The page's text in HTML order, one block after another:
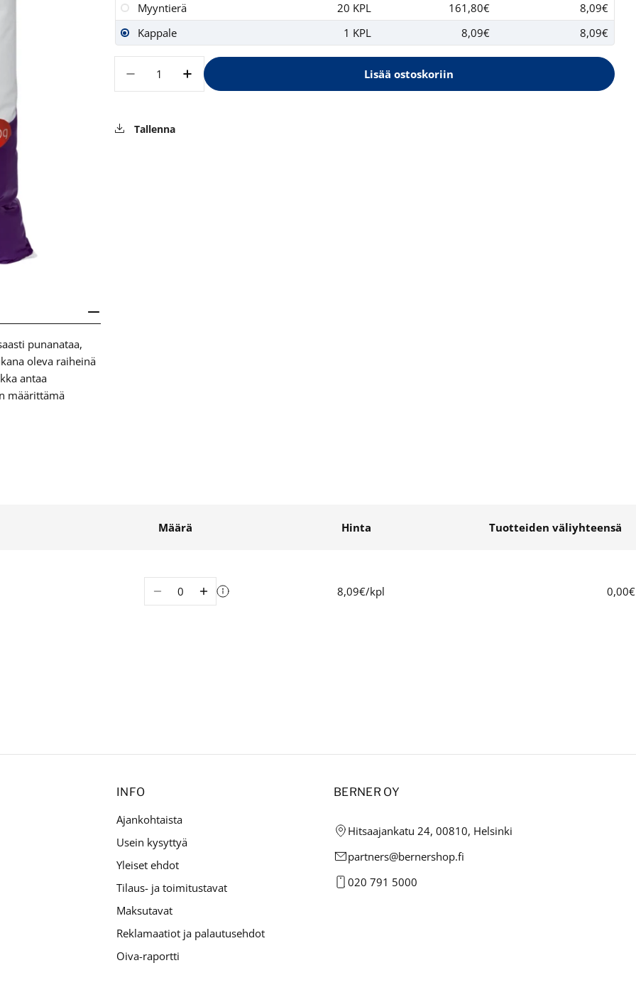
punanataa,
oleva raiheinä
antaa
määrittämä
Myyntierä
20 KPL 161,80€
8,09€
Kappale
1 KPL 8,09€ 8,09€
Vähennä määrää tuotteelle GreenCare Olonurmikko Nurmikonsiemen 800g
Lisää määrää tuotteelle GreenCare Olonurmikko Nurmikonsiemen
Lisää ostoskoriin
Tallenna
Määrä Hinta Tuotteiden väliyhteensä
8,09€/kpl 0,00€
INFO
Ajankohtaista
Usein kysyttyä
Yleiset ehdot
Tilaus- ja toimitustavat
Maksutavat
Reklamaatiot ja palautusehdot
Oiva-raportti
BERNER OY
Hitsaajankatu 24, 00810, Helsinki
partners@bernershop.fi
020 791 5000